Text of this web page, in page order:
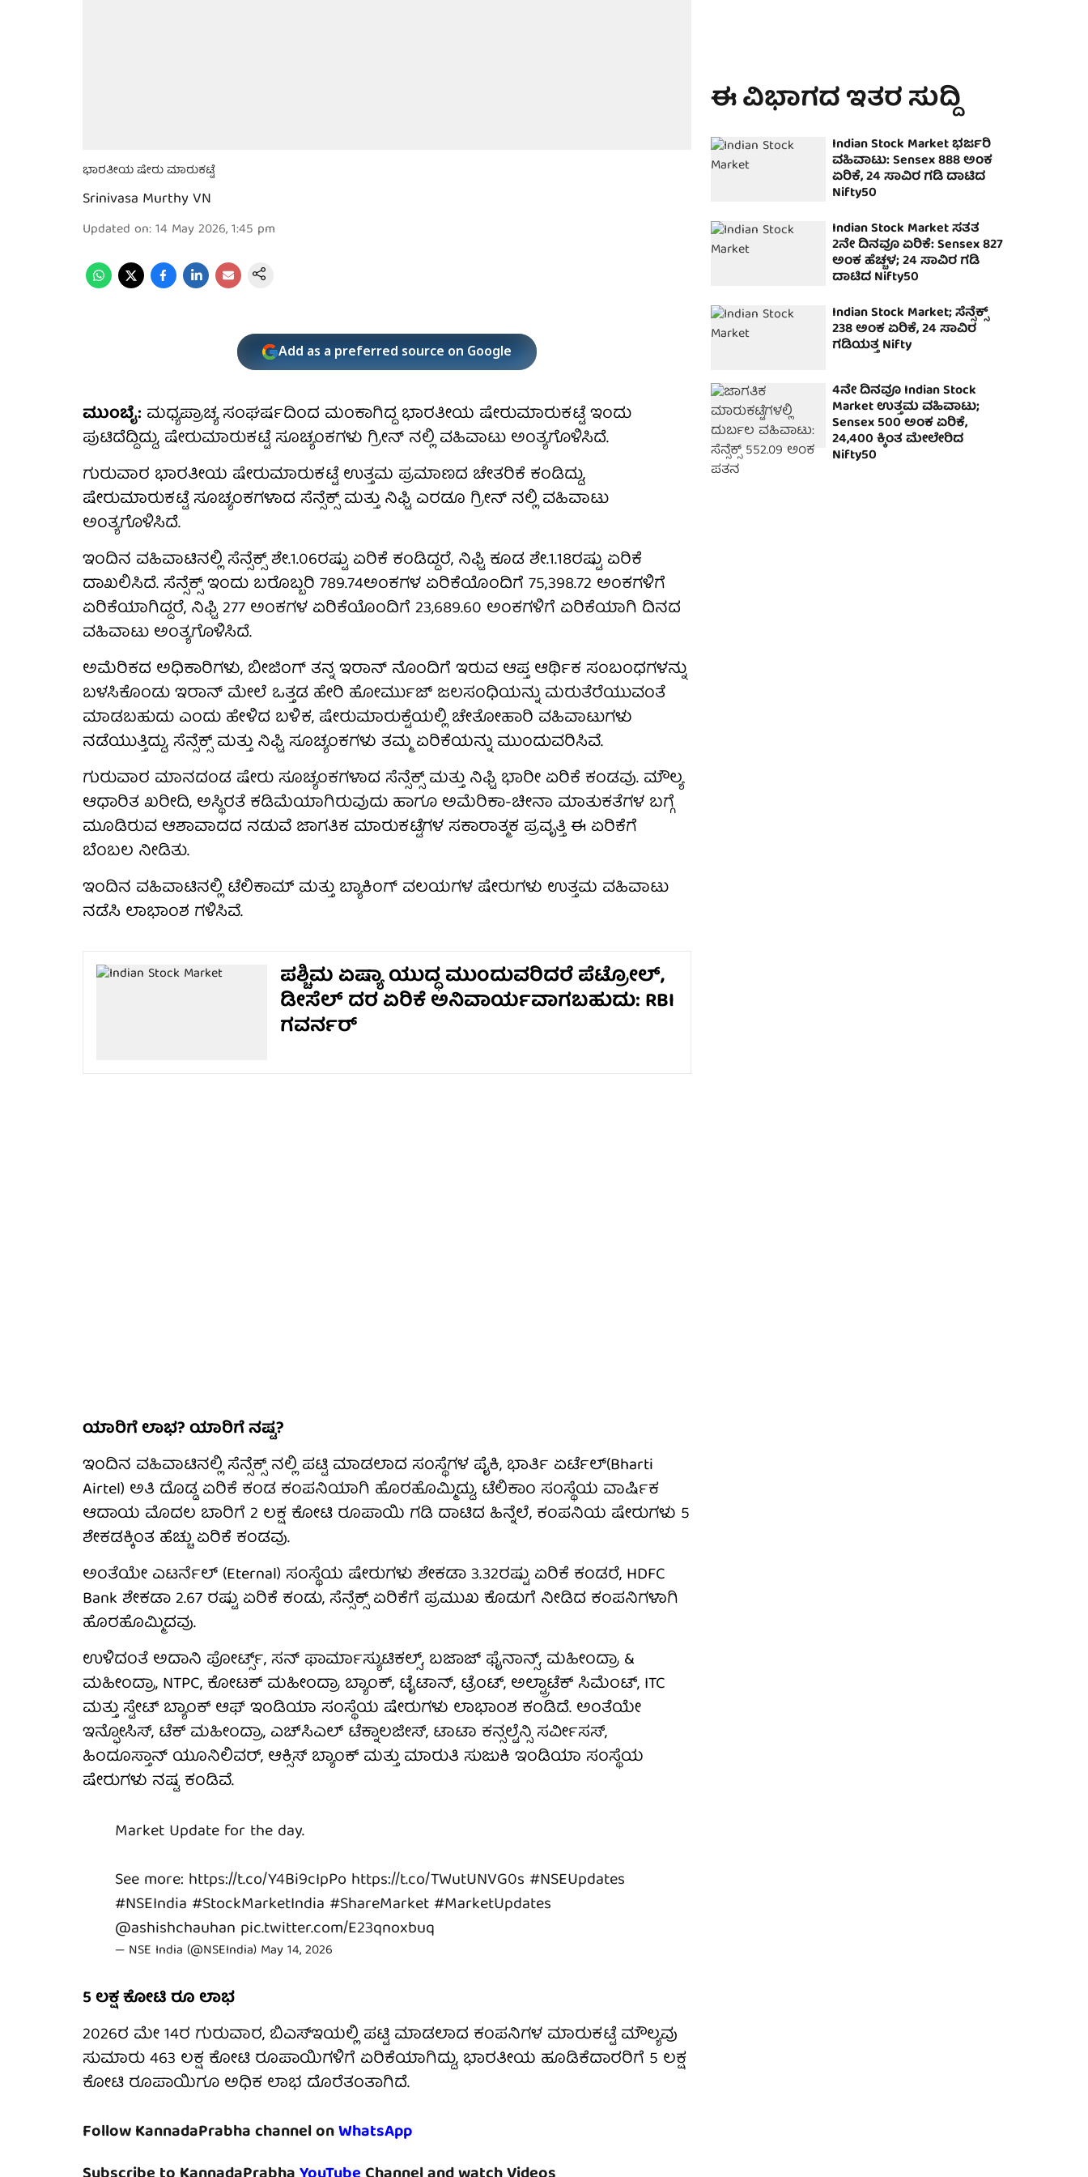
ಭಾರತೀಯ ಷೇರು ಮಾರುಕಟ್ಟೆ
Srinivasa Murthy VN
Updated on:14 May 2026, 1:45 pm
Add as a preferred source on Google
ಮುಂಬೈ: ಮಧ್ಯಪ್ರಾಚ್ಯ ಸಂಘರ್ಷದಿಂದ ಮಂಕಾಗಿದ್ದ ಭಾರತೀಯ ಷೇರುಮಾರುಕಟ್ಟೆ ಇಂದು
ಪುಟಿದೆದ್ದಿದ್ದು, ಷೇರುಮಾರುಕಟ್ಟೆ ಸೂಚ್ಯಂಕಗಳು ಗ್ರೀನ್ ನಲ್ಲಿ ವಹಿವಾಟು ಅಂತ್ಯಗೊಳಿಸಿದೆ.
ಗುರುವಾರ ಭಾರತೀಯ ಷೇರುಮಾರುಕಟ್ಟೆ ಉತ್ತಮ ಪ್ರಮಾಣದ ಚೇತರಿಕೆ ಕಂಡಿದ್ದು,
ಷೇರುಮಾರುಕಟ್ಟೆ ಸೂಚ್ಯಂಕಗಳಾದ ಸೆನ್ಸೆಕ್ಸ್ ಮತ್ತು ನಿಫ್ಟಿ ಎರಡೂ ಗ್ರೀನ್ ನಲ್ಲಿ ವಹಿವಾಟು
ಅಂತ್ಯಗೊಳಿಸಿದೆ.
ಇಂದಿನ ವಹಿವಾಟಿನಲ್ಲಿ ಸೆನ್ಸೆಕ್ಸ್ ಶೇ.1.06ರಷ್ಟು ಏರಿಕೆ ಕಂಡಿದ್ದರೆ, ನಿಫ್ಟಿ ಕೂಡ ಶೇ.1.18ರಷ್ಟು ಏರಿಕೆ
ದಾಖಲಿಸಿದೆ. ಸೆನ್ಸೆಕ್ಸ್ ಇಂದು ಬರೊಬ್ಬರಿ 789.74ಅಂಕಗಳ ಏರಿಕೆಯೊಂದಿಗೆ 75,398.72 ಅಂಕಗಳಿಗೆ
ಏರಿಕೆಯಾಗಿದ್ದರೆ, ನಿಫ್ಟಿ 277 ಅಂಕಗಳ ಏರಿಕೆಯೊಂದಿಗೆ 23,689.60 ಅಂಕಗಳಿಗೆ ಏರಿಕೆಯಾಗಿ ದಿನದ
ವಹಿವಾಟು ಅಂತ್ಯಗೊಳಿಸಿದೆ.
ಅಮೆರಿಕದ ಅಧಿಕಾರಿಗಳು, ಬೀಜಿಂಗ್ ತನ್ನ ಇರಾನ್ ನೊಂದಿಗೆ ಇರುವ ಆಪ್ತ ಆರ್ಥಿಕ ಸಂಬಂಧಗಳನ್ನು
ಬಳಸಿಕೊಂಡು ಇರಾನ್ ಮೇಲೆ ಒತ್ತಡ ಹೇರಿ ಹೋರ್ಮುಜ್ ಜಲಸಂಧಿಯನ್ನು ಮರುತೆರೆಯುವಂತೆ
ಮಾಡಬಹುದು ಎಂದು ಹೇಳಿದ ಬಳಿಕ, ಷೇರುಮಾರುಕ್ಟೆಯಲ್ಲಿ ಚೇತೋಹಾರಿ ವಹಿವಾಟುಗಳು
ನಡೆಯುತ್ತಿದ್ದು, ಸೆನ್ಸೆಕ್ಸ್ ಮತ್ತು ನಿಫ್ಟಿ ಸೂಚ್ಯಂಕಗಳು ತಮ್ಮ ಏರಿಕೆಯನ್ನು ಮುಂದುವರಿಸಿವೆ.
ಗುರುವಾರ ಮಾನದಂಡ ಷೇರು ಸೂಚ್ಯಂಕಗಳಾದ ಸೆನ್ಸೆಕ್ಸ್ ಮತ್ತು ನಿಫ್ಟಿ ಭಾರೀ ಏರಿಕೆ ಕಂಡವು. ಮೌಲ್ಯ
ಆಧಾರಿತ ಖರೀದಿ, ಅಸ್ಥಿರತೆ ಕಡಿಮೆಯಾಗಿರುವುದು ಹಾಗೂ ಅಮೆರಿಕಾ-ಚೀನಾ ಮಾತುಕತೆಗಳ ಬಗ್ಗೆ
ಮೂಡಿರುವ ಆಶಾವಾದದ ನಡುವೆ ಜಾಗತಿಕ ಮಾರುಕಟ್ಟೆಗಳ ಸಕಾರಾತ್ಮಕ ಪ್ರವೃತ್ತಿ ಈ ಏರಿಕೆಗೆ
ಬೆಂಬಲ ನೀಡಿತು.
ಇಂದಿನ ವಹಿವಾಟಿನಲ್ಲಿ ಟೆಲಿಕಾಮ್ ಮತ್ತು ಬ್ಯಾಕಿಂಗ್ ವಲಯಗಳ ಷೇರುಗಳು ಉತ್ತಮ ವಹಿವಾಟು
ನಡೆಸಿ ಲಾಭಾಂಶ ಗಳಿಸಿವೆ.
ಪಶ್ಚಿಮ ಏಷ್ಯಾ ಯುದ್ಧ ಮುಂದುವರಿದರೆ ಪೆಟ್ರೋಲ್,
ಡೀಸೆಲ್ ದರ ಏರಿಕೆ ಅನಿವಾರ್ಯವಾಗಬಹುದು: RBI
ಗವರ್ನರ್
ಯಾರಿಗೆ ಲಾಭ? ಯಾರಿಗೆ ನಷ್ಟ?
ಇಂದಿನ ವಹಿವಾಟಿನಲ್ಲಿ ಸೆನ್ಸೆಕ್ಸ್ ನಲ್ಲಿ ಪಟ್ಟಿ ಮಾಡಲಾದ ಸಂಸ್ಥೆಗಳ ಪೈಕಿ, ಭಾರ್ತಿ ಏರ್ಟೆಲ್(Bharti
Airtel) ಅತಿ ದೊಡ್ಡ ಏರಿಕೆ ಕಂಡ ಕಂಪನಿಯಾಗಿ ಹೊರಹೊಮ್ಮಿದ್ದು, ಟೆಲಿಕಾಂ ಸಂಸ್ಥೆಯ ವಾರ್ಷಿಕ
ಆದಾಯ ಮೊದಲ ಬಾರಿಗೆ 2 ಲಕ್ಷ ಕೋಟಿ ರೂಪಾಯಿ ಗಡಿ ದಾಟಿದ ಹಿನ್ನೆಲೆ, ಕಂಪನಿಯ ಷೇರುಗಳು 5
ಶೇಕಡಕ್ಕಿಂತ ಹೆಚ್ಚು ಏರಿಕೆ ಕಂಡವು.
ಅಂತೆಯೇ ಎಟರ್ನೆಲ್ (Eternal) ಸಂಸ್ಥೆಯ ಷೇರುಗಳು ಶೇಕಡಾ 3.32ರಷ್ಟು ಏರಿಕೆ ಕಂಡರೆ, HDFC
Bank ಶೇಕಡಾ 2.67 ರಷ್ಟು ಏರಿಕೆ ಕಂಡು, ಸೆನ್ಸೆಕ್ಸ್ ಏರಿಕೆಗೆ ಪ್ರಮುಖ ಕೊಡುಗೆ ನೀಡಿದ ಕಂಪನಿಗಳಾಗಿ
ಹೊರಹೊಮ್ಮಿದವು.
ಉಳಿದಂತೆ ಅದಾನಿ ಪೋರ್ಟ್ಸ್, ಸನ್ ಫಾರ್ಮಾಸ್ಯುಟಿಕಲ್ಸ್, ಬಜಾಜ್ ಫೈನಾನ್ಸ್, ಮಹೀಂದ್ರಾ &
ಮಹೀಂದ್ರಾ, NTPC, ಕೋಟಕ್ ಮಹೀಂದ್ರಾ ಬ್ಯಾಂಕ್, ಟೈಟಾನ್, ಟ್ರೆಂಟ್, ಅಲ್ಟ್ರಾಟೆಕ್ ಸಿಮೆಂಟ್, ITC
ಮತ್ತು ಸ್ಟೇಟ್ ಬ್ಯಾಂಕ್ ಆಫ್ ಇಂಡಿಯಾ ಸಂಸ್ಥೆಯ ಷೇರುಗಳು ಲಾಭಾಂಶ ಕಂಡಿದೆ. ಅಂತೆಯೇ
ಇನ್ಫೋಸಿಸ್, ಟೆಕ್ ಮಹೀಂದ್ರಾ, ಎಚ್‌ಸಿಎಲ್ ಟೆಕ್ನಾಲಜೀಸ್, ಟಾಟಾ ಕನ್ಸಲ್ಟೆನ್ಸಿ ಸರ್ವೀಸಸ್,
ಹಿಂದೂಸ್ತಾನ್ ಯೂನಿಲಿವರ್, ಆಕ್ಸಿಸ್ ಬ್ಯಾಂಕ್ ಮತ್ತು ಮಾರುತಿ ಸುಜುಕಿ ಇಂಡಿಯಾ ಸಂಸ್ಥೆಯ
ಷೇರುಗಳು ನಷ್ಟ ಕಂಡಿವೆ.
Market Update for the day.
See more: https://t.co/Y4Bi9cIpPo https://t.co/TWutUNVG0s #NSEUpdates
#NSEIndia #StockMarketIndia #ShareMarket #MarketUpdates
@ashishchauhan pic.twitter.com/E23qnoxbuq
— NSE India (@NSEIndia) May 14, 2026
5 ಲಕ್ಷ ಕೋಟಿ ರೂ ಲಾಭ
2026ರ ಮೇ 14ರ ಗುರುವಾರ, ಬಿಎಸ್‌ಇಯಲ್ಲಿ ಪಟ್ಟಿ ಮಾಡಲಾದ ಕಂಪನಿಗಳ ಮಾರುಕಟ್ಟೆ ಮೌಲ್ಯವು
ಸುಮಾರು 463 ಲಕ್ಷ ಕೋಟಿ ರೂಪಾಯಿಗಳಿಗೆ ಏರಿಕೆಯಾಗಿದ್ದು, ಭಾರತೀಯ ಹೂಡಿಕೆದಾರರಿಗೆ 5 ಲಕ್ಷ
ಕೋಟಿ ರೂಪಾಯಿಗೂ ಅಧಿಕ ಲಾಭ ದೊರೆತಂತಾಗಿದೆ.
Follow KannadaPrabha channel onWhatsApp
ಈ ವಿಭಾಗದ ಇತರ ಸುದ್ದಿ
Indian Stock Market ಭರ್ಜರಿ
ವಹಿವಾಟು: Sensex 888 ಅಂಕ
ಏರಿಕೆ, 24 ಸಾವಿರ ಗಡಿ ದಾಟಿದ
Nifty50
Indian Stock Market ಸತತ
2ನೇ ದಿನವೂ ಏರಿಕೆ: Sensex 827
ಅಂಕ ಹೆಚ್ಚಳ; 24 ಸಾವಿರ ಗಡಿ
ದಾಟಿದ Nifty50
Indian Stock Market; ಸೆನ್ಸೆಕ್ಸ್
238 ಅಂಕ ಏರಿಕೆ, 24 ಸಾವಿರ
ಗಡಿಯತ್ತ Nifty
4ನೇ ದಿನವೂ Indian Stock
Market ಉತ್ತಮ ವಹಿವಾಟು;
Sensex 500 ಅಂಕ ಏರಿಕೆ,
24,400 ಕ್ಕಿಂತ ಮೇಲೇರಿದ
Nifty50